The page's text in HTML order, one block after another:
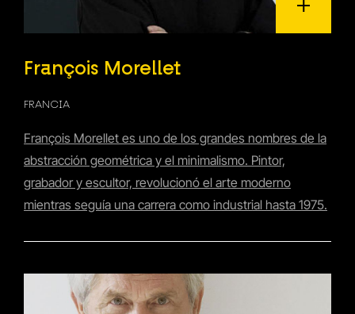
François Morellet
FRANCIA
François Morellet es uno de los grandes nombres de la
abstracción geométrica y el minimalismo. Pintor,
grabador y escultor, revolucionó el arte moderno
mientras seguía una carrera como industrial hasta 1975.